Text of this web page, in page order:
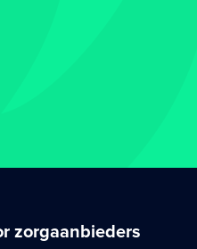
zorgaanbieders